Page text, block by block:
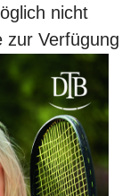
nicht
zur Verfügung